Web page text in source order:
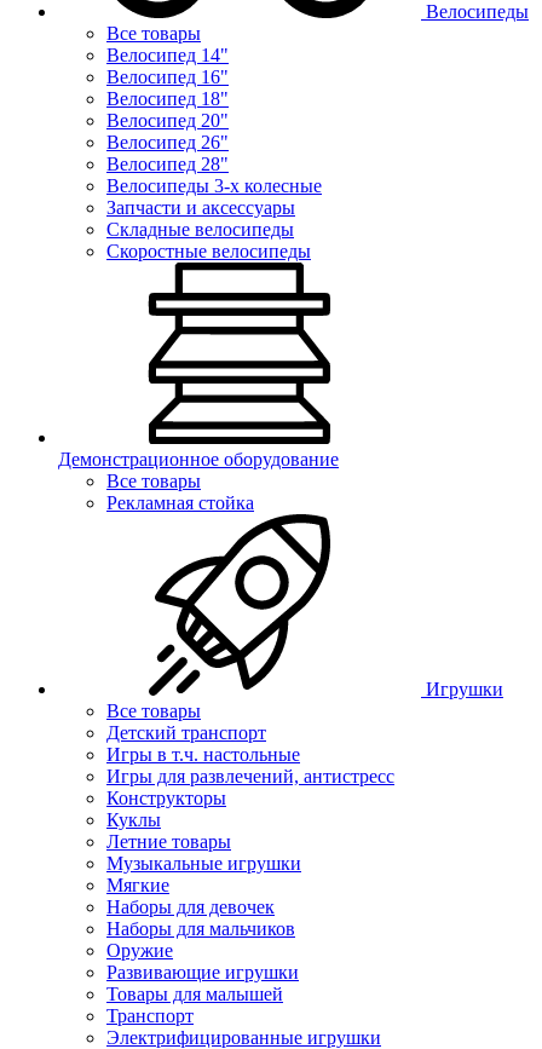
Велосипеды
Все товары
Велосипед 14"
Велосипед 16"
Велосипед 18"
Велосипед 20"
Велосипед 26"
Велосипед 28"
Велосипеды 3-х колесные
Запчасти и аксессуары
Складные велосипеды
Скоростные велосипеды
Демонстрационное оборудование
Все товары
Рекламная стойка
Игрушки
Все товары
Детский транспорт
Игры в т.ч. настольные
Игры для развлечений, антистресс
Конструкторы
Куклы
Летние товары
Музыкальные игрушки
Мягкие
Наборы для девочек
Наборы для мальчиков
Оружие
Развивающие игрушки
Товары для малышей
Транспорт
Электрифицированные игрушки